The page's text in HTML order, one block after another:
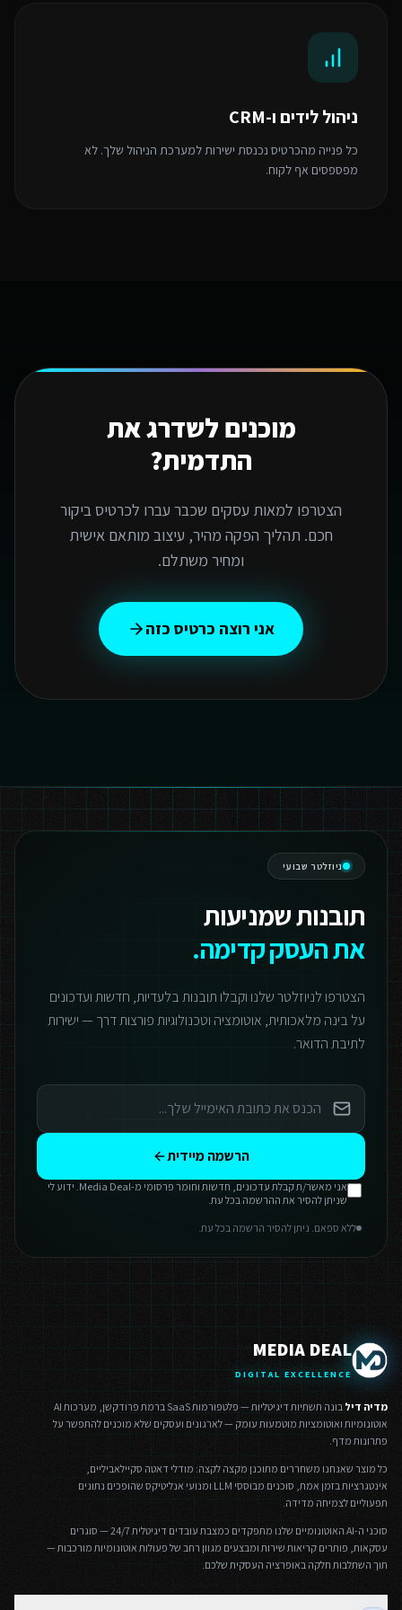
ניהול לידים ו-CRM
כל פנייה מהכרטיס נכנסת ישירות למערכת הניהול שלך. לא
מפספסים אף לקוח.
מוכנים לשדרג את
התדמית?
הצטרפו למאות עסקים שכבר עברו לכרטיס ביקור
חכם. תהליך הפקה מהיר, עיצוב מותאם אישית
ומחיר משתלם.
אני רוצה כרטיס כזה
ניוזלטר שבועי
תובנות שמניעות
את העסק קדימה.
הצטרפו לניוזלטר שלנו וקבלו תובנות בלעדיות, חדשות ועדכונים
על בינה מלאכותית, אוטומציה וטכנולוגיות פורצות דרך — ישירות
לתיבת הדואר.
הרשמה מיידית
אני מאשר/ת קבלת עדכונים, חדשות וחומר פרסומי מ-Media Deal. ידוע לי
שניתן להסיר את ההרשמה בכל עת.
ללא ספאם. ניתן להסיר הרשמה בכל עת.
MEDIA DEAL
DIGITAL EXCELLENCE
מדיה דיל
בונה תשתיות דיגיטליות — פלטפורמות SaaS ברמת פרודקשן, מערכות AI
אוטונומיות ואוטומציות מוטמעות עומק — לארגונים ועסקים שלא מוכנים להתפשר על
פתרונות מדף.
כל מוצר שאנחנו משחררים מתוכנן מקצה לקצה: מודלי דאטה סקיילאביליים,
אינטגרציות בזמן אמת, סוכנים מבוססי LLM ומנועי אנליטיקס שהופכים נתונים
תפעוליים לצמיחה מדידה.
סוכני ה-AI האוטונומיים שלנו מתפקדים כמצבת עובדים דיגיטלית 24/7 — סוגרים
עסקאות, פותרים קריאות שירות ומבצעים מגוון רחב של פעולות אוטונומיות מורכבות —
תוך השתלבות חלקה באופרציה העסקית שלכם.